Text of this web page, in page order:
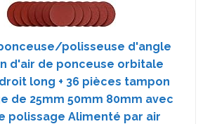
polisseuse d'angle
d'air de ponceuse orbitale
long + 36 pièces tampon
de 25mm 50mm 80mm avec
polissage Alimenté par air